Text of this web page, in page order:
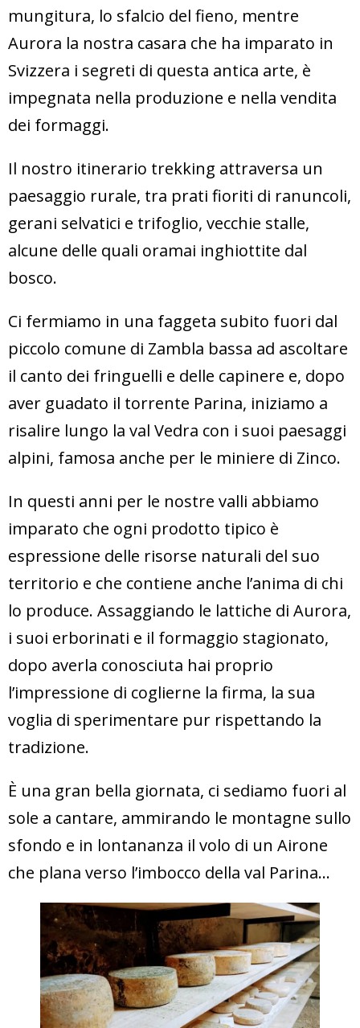
mungitura, lo sfalcio del fieno, mentre
Aurora la nostra casara che ha imparato in
Svizzera i segreti di questa antica arte, è
impegnata nella produzione e nella vendita
dei formaggi.
Il nostro itinerario trekking attraversa un
paesaggio rurale, tra prati fioriti di ranuncoli,
gerani selvatici e trifoglio, vecchie stalle,
alcune delle quali oramai inghiottite dal
bosco.
Ci fermiamo in una faggeta subito fuori dal
piccolo comune di Zambla bassa ad ascoltare
il canto dei fringuelli e delle capinere e, dopo
aver guadato il torrente Parina, iniziamo a
risalire lungo la val Vedra con i suoi paesaggi
alpini, famosa anche per le miniere di Zinco.
In questi anni per le nostre valli abbiamo
imparato che ogni prodotto tipico è
espressione delle risorse naturali del suo
territorio e che contiene anche l’anima di chi
lo produce. Assaggiando le lattiche di Aurora,
i suoi erborinati e il formaggio stagionato,
dopo averla conosciuta hai proprio
l’impressione di coglierne la firma, la sua
voglia di sperimentare pur rispettando la
tradizione.
È una gran bella giornata, ci sediamo fuori al
sole a cantare, ammirando le montagne sullo
sfondo e in lontananza il volo di un Airone
che plana verso l’imbocco della val Parina…